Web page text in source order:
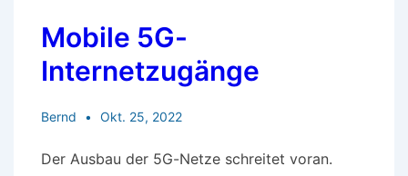
Mobile 5G-
Internetzugänge
Bernd Okt. 25, 2022
Der Ausbau der 5G-Netze schreitet voran.